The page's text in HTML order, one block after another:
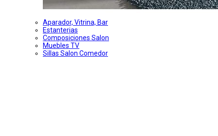
Aparador, Vitrina, Bar
Estanterias
Composiciones Salon
Muebles TV
Sillas Salon Comedor